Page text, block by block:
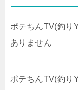
ポテちんTV(釣り
ありません
ポテちんTV(釣り